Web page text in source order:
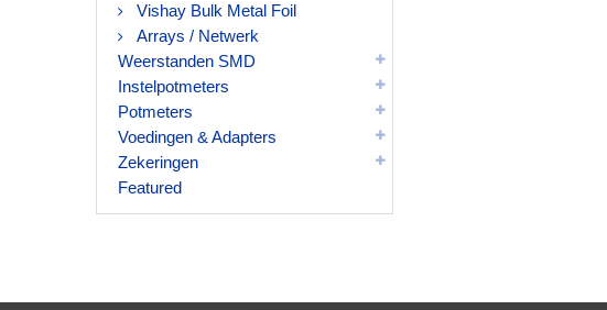
Vishay Bulk Metal Foil
Arrays / Netwerk
Weerstanden SMD
Instelpotmeters
Potmeters
Voedingen & Adapters
Zekeringen
Featured